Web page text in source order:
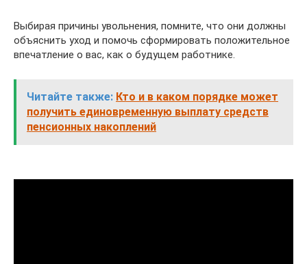
Выбирая причины увольнения, помните, что они должны
объяснить уход и помочь сформировать положительное
впечатление о вас, как о будущем работнике.
Читайте также: Кто и в каком порядке может
получить единовременную выплату средств
пенсионных накоплений